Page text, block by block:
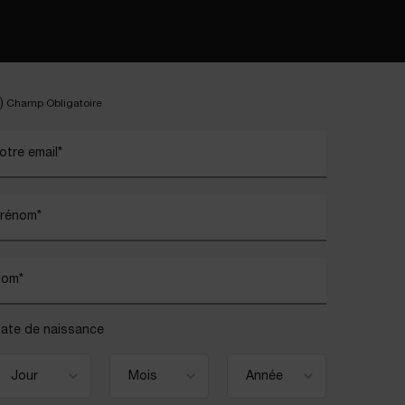
Champ Obligatoire
email *
*
*
de naissance